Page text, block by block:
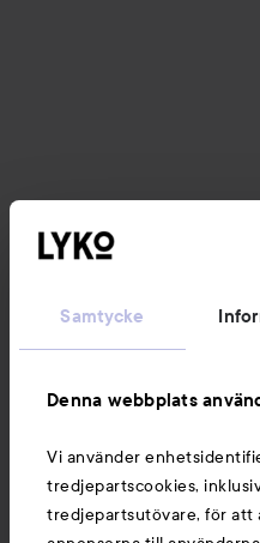
Samtycke
Denna webbplats
Vi använder
tredjepartscookies,
tredjepartsutövare, för att